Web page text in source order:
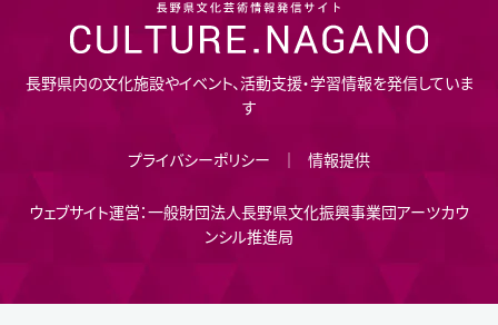
長野県内の文化施設やイベント、活動支援・学習情報を発信していま
す
プライバシーポリシー 情報提供
ウェブサイト運営：一般財団法人長野県文化振興事業団アーツカウ
ンシル推進局